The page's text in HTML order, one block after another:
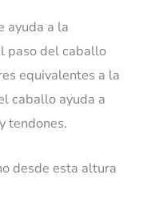
ayuda a la
paso del caballo
equivalentes a la
caballo ayuda a
tendones.
desde esta altura